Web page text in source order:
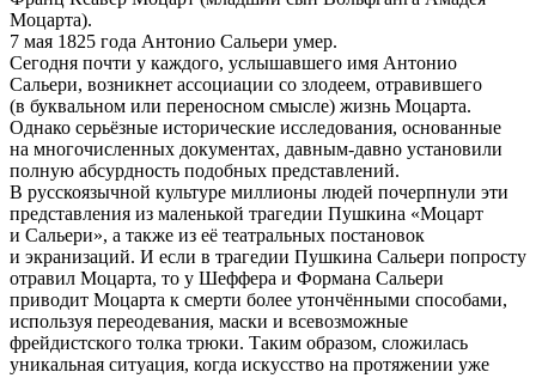
Моцарта).
7 мая 1825 года Антонио Сальери умер.
Сегодня почти у каждого, услышавшего имя Антонио
Сальери, возникнет ассоциации со злодеем, отравившего
(в буквальном или переносном смысле) жизнь Моцарта.
Однако серьёзные исторические исследования, основанные
на многочисленных документах, давным-давно установили
полную абсурдность подобных представлений.
В русскоязычной культуре миллионы людей почерпнули эти
представления из маленькой трагедии Пушкина «Моцарт
и Сальери», а также из её театральных постановок
и экранизаций. И если в трагедии Пушкина Сальери попросту
отравил Моцарта, то у Шеффера и Формана Сальери
приводит Моцарта к смерти более утончёнными способами,
используя переодевания, маски и всевозможные
фрейдистского толка трюки. Таким образом, сложилась
уникальная ситуация, когда искусство на протяжении уже